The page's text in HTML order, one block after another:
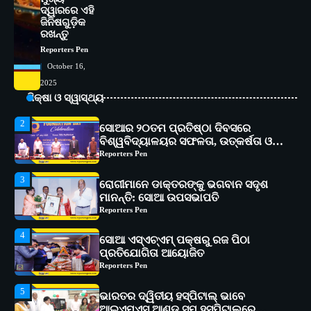
ଦ୍ୱାରରେ ଏହି
ଜିନିଷଗୁଡ଼ିକ
ରଖନ୍ତୁ
Reporters Pen
October 16,
2025
ଶିକ୍ଷା ଓ ସ୍ୱାସ୍ଥ୍ୟ
1
2
ଅଗ୍ରଗତିର ସ୍ମୃତିଚାରଣ
Reporters Pen
3
ରୋଗୀମାନେ ଡାକ୍ତରଙ୍କୁ ଭଗବାନ ସଦୃଶ
ମାନନ୍ତି: ସୋଆ ଉପସଭାପତି
Reporters Pen
4
ସୋଆ ଏସ୍‌ଏଚ୍‌ଏମ୍ ପକ୍ଷରୁ ରଜ ପିଠା
ପ୍ରତିଯୋଗିତା ଆୟୋଜିତ
Reporters Pen
5
ଭାରତର ଦ୍ୱିତୀୟ ହସ୍ପିଟାଲ୍ ଭାବେ
ଆଇଏମ୍‌ଏସ୍ ଆଣ୍ଡ ସମ ହସ୍ପିଟାଲ୍‌ରେ
ଅତ୍ୟାଧୁନିକ ଡିଜିସ୍କାନର ସ୍ଥାପନ
Reporters Pen
1
ସୋଆ ପକ୍ଷରୁ ରାୱେ କାର୍ଯ୍ୟକ୍ରମ ଅଧୀନରେ